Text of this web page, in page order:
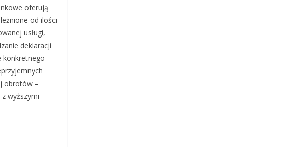
oferują
od ilości
usługi,
deklaracji
konkretnego
obrotów –
wyższymi